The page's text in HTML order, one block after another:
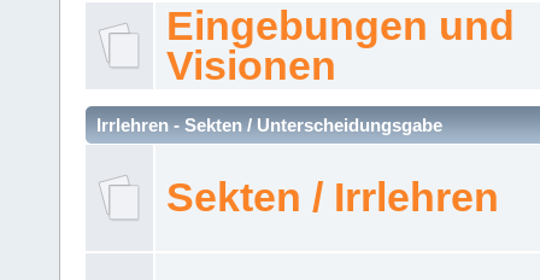
Eingebungen und
Visionen
Irrlehren - Sekten / Unterscheidungsgabe
Sekten / Irrlehren